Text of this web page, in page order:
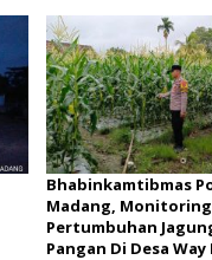
Bhabinkamtibmas
Madang, Monitoring
Pertumbuhan
Pangan Di Desa Way